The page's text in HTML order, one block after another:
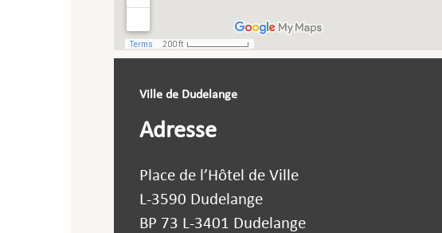
Ville de Dudelange
Adresse
Place de l’Hôtel de Ville
L-3590 Dudelange
BP 73 L-3401 Dudelange